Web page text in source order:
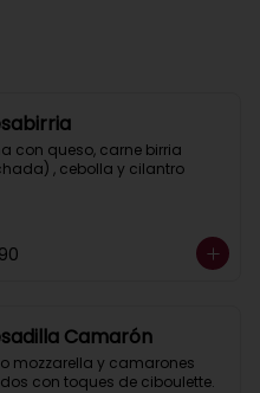
con queso, carne birria
, cebolla y cilantro
Camarón
mozzarella y camarones
con toques de ciboulette.